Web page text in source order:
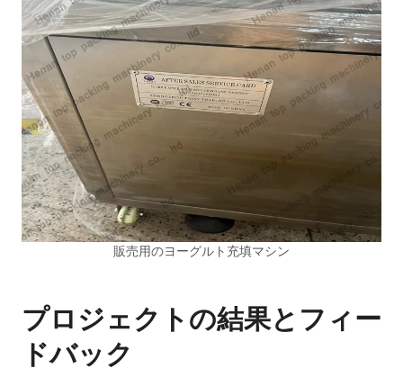
販売用のヨーグルト充填マシン
プロジェクトの結果とフィー
ドバック